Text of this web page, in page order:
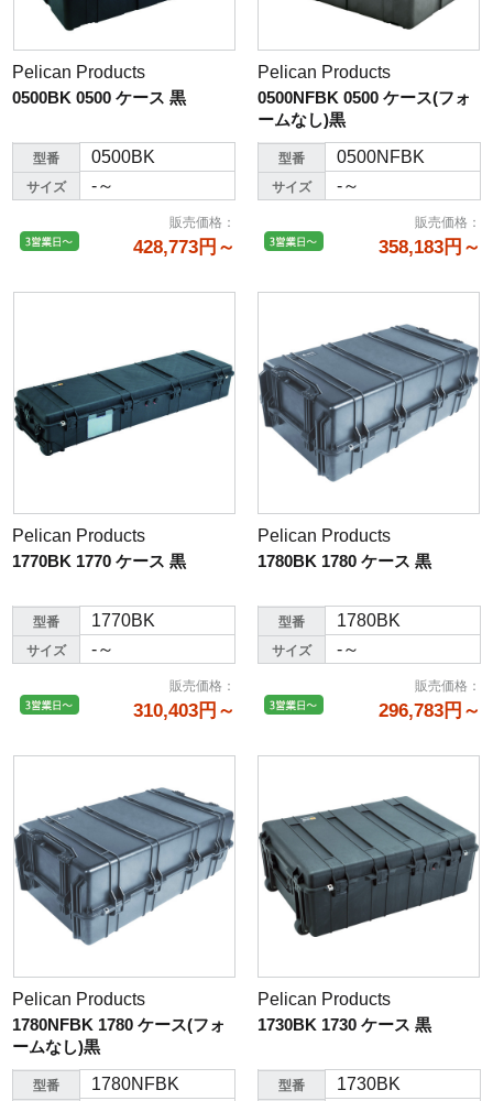
Pelican Products
0500BK 0500 ケース 黒
型番 0500BK
サイズ -～
販売価格 ：
428,773円～
Pelican Products
0500NFBK 0500 ケース(フォ
ームなし)黒
型番 0500NFBK
サイズ -～
販売価格 ：
358,183円～
Pelican Products
1770BK 1770 ケース 黒
型番 1770BK
サイズ -～
販売価格 ：
310,403円～
Pelican Products
1780BK 1780 ケース 黒
型番 1780BK
サイズ -～
販売価格 ：
296,783円～
Pelican Products
1780NFBK 1780 ケース(フォ
ームなし)黒
型番 1780NFBK
Pelican Products
1730BK 1730 ケース 黒
型番 1730BK